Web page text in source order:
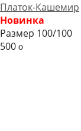
Платок-Кашемир
Новинка
Размер 100/100
500 o